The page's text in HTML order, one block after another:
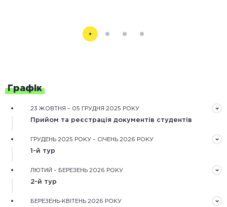
Графік
23 ЖОВТНЯ – 05 ГРУДНЯ 2025 РОКУ
Прийом та реєстрація документів студентів
ГРУДЕНЬ 2025 РОКУ – СІЧЕНЬ 2026 РОКУ
1-й тур
Обробка зареєстрованих документів та оцінювання
обґрунтування дослідження.
ЛЮТИЙ – БЕРЕЗЕНЬ 2026 РОКУ
2-й тур
БЕРЕЗЕНЬ-КВІТЕНЬ 2026 РОКУ